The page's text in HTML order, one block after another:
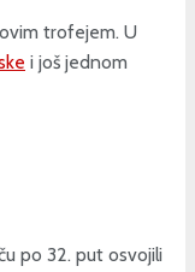
trofejem. U
i još jednom
po 32. put osvojili